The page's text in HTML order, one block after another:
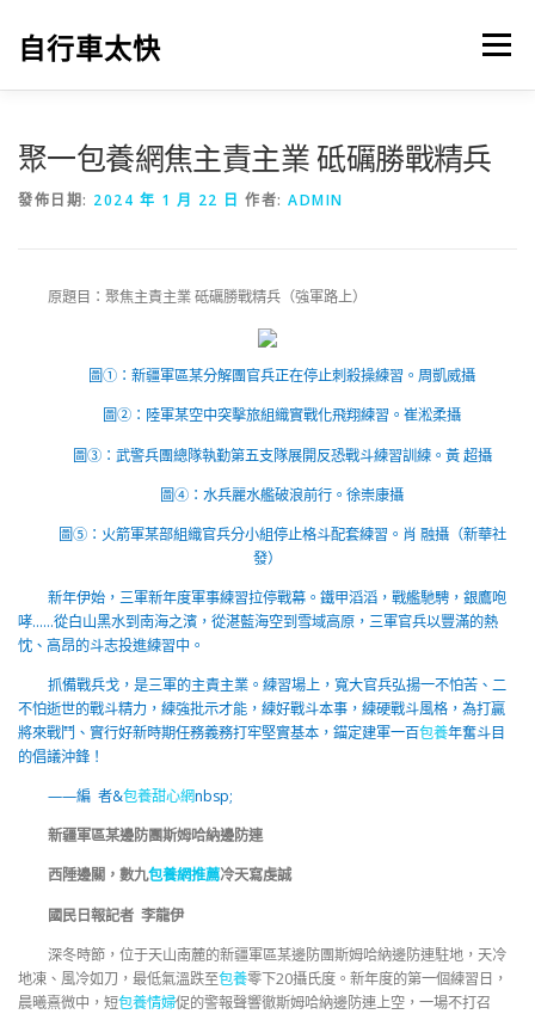
自行車太快 選單
聚一包養網焦主責主業 砥礪勝戰精兵
發佈日期: 2024 年 1 月 22 日 作者: ADMIN
原題目：聚焦主責主業 砥礪勝戰精兵（強軍路上）
圖①：新疆軍區某分解團官兵正在停止刺殺操練習。周凱威攝
圖②：陸軍某空中突擊旅組織實戰化飛翔練習。崔淞柔攝
圖③：武警兵團總隊執勤第五支隊展開反恐戰斗練習訓練。 黃 超攝
圖④：水兵麗水艦破浪前行。徐崇康攝
圖⑤：火箭軍某部組織官兵分小組停止格斗配套練習。 肖 融攝（新華社
發）
新年伊始，三軍新年度軍事練習拉停戰幕。鐵甲滔滔，戰艦馳騁，銀鷹咆
哮……從白山黑水到南海之濱，從湛藍海空到雪域高原，三軍官兵以豐滿的熱
忱、高昂的斗志投進練習中。
抓備戰兵戈，是三軍的主責主業。練習場上，寬大官兵弘揚一不怕苦、二
不怕逝世的戰斗精力，練強批示才能，練好戰斗本事，練硬戰斗風格，為打贏
將來戰鬥、實行好新時期任務義務打牢堅實基本，錨定建軍一百包養年奮斗目
的倡議沖鋒！
——編 者&包養甜心網nbsp;
新疆軍區某邊防團斯姆哈納邊防連
西陲邊關，數九包養網推薦冷天寫虔誠
國民日報記者 李龍伊
深冬時節，位于天山南麓的新疆軍區某邊防團斯姆哈納邊防連駐地，天冷
地凍、風冷如刀，最低氣溫跌至包養零下20攝氏度。新年度的第一個練習日，
晨曦熹微中，短包養情婦促的警報聲響徹斯姆哈納邊防連上空，一場不打召